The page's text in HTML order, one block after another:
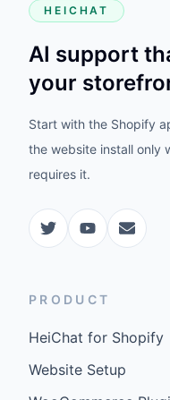
HEICHAT
AI support
your
Start with the Shopify
the website install only
requires it.
PRODUCT
HeiChat for Shopify
Website Setup